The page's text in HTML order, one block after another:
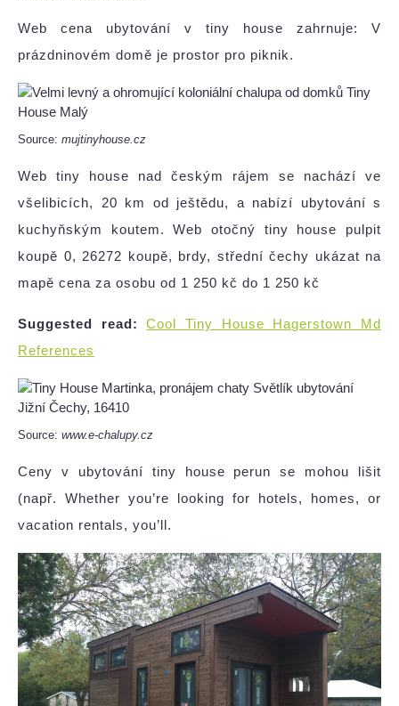
Web cena ubytování v tiny house zahrnuje: V
prázdninovém domě je prostor pro piknik.
Source: mujtinyhouse.cz
Web tiny house nad českým rájem se nachází ve
všelibicích, 20 km od ještědu, a nabízí ubytování s
kuchyňským koutem. Web otočný tiny house pulpit
koupě 0, 26272 koupě, brdy, střední čechy ukázat na
mapě cena za osobu od 1 250 kč do 1 250 kč
Suggested read:
Cool Tiny House Hagerstown Md
References
Source: www.e-chalupy.cz
Ceny v ubytování tiny house perun se mohou lišit
(např. Whether you’re looking for hotels, homes, or
vacation rentals, you’ll.